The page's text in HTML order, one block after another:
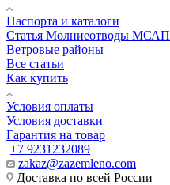
Паспорта и каталоги
Статья Молниеотводы МСАП
Ветровые районы
Все статьи
Как купить
Условия оплаты
Условия доставки
Гарантия на товар
+7 9231232089
zakaz@zazemleno.com
Доставка по всей России